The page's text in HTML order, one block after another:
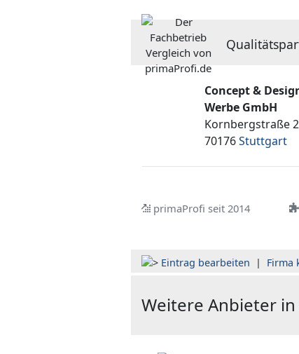
Concept &
Werbe GmbH
Kornbergstraße
70176Stuttgart
primaProfi seit 2014
Eintrag bearbeiten | Firma
Weitere Anbieter